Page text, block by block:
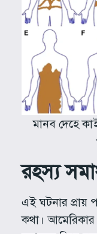
মানব দেহে
রহস্য
এই ঘটনার প্রায়
কথা। আমেরিকার